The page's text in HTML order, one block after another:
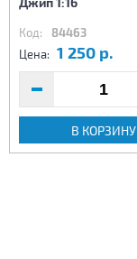
Код: 84463
Цена: 1 250 р.
В КОРЗИНУ